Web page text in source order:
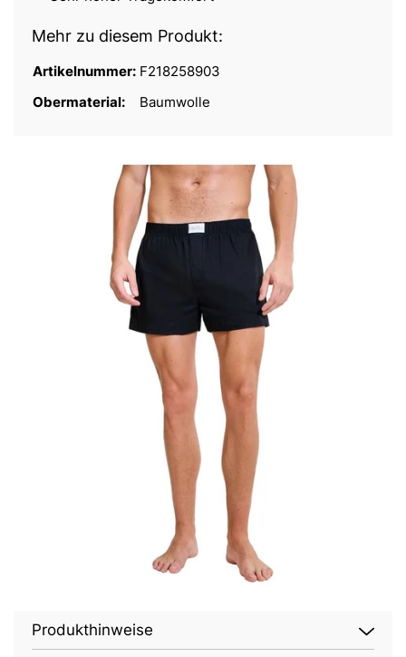
Mehr zu diesem Produkt:
Artikelnummer: F218258903
Obermaterial:
Baumwolle
Produkthinweise